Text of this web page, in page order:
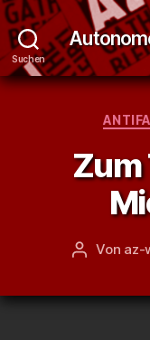
Suchen
Zum
Von az-